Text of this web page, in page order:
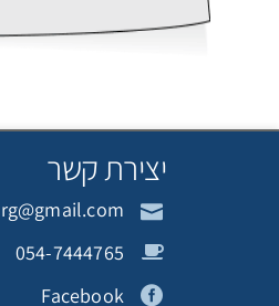
אפרת דיבון
יצירת קשר
054-7444765
Facebook